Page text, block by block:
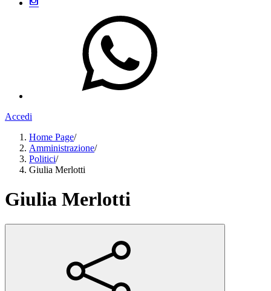
Accedi
Home Page/
Amministrazione/
Politici/
Giulia Merlotti
Giulia Merlotti